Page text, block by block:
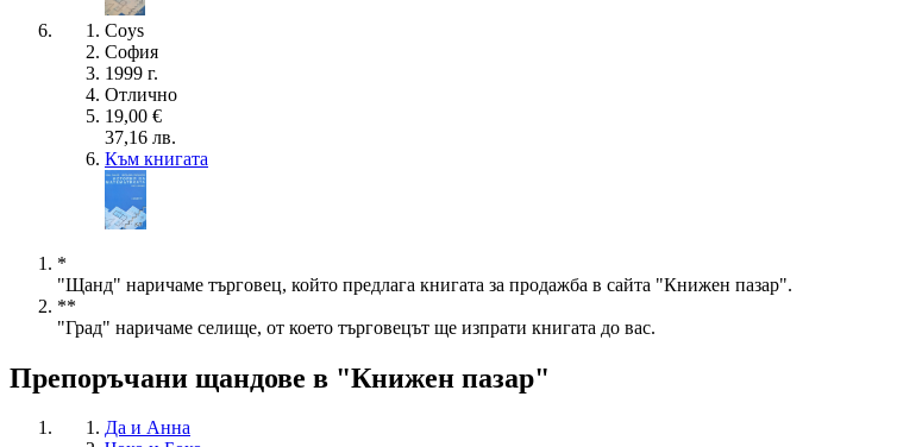
Coys
София
1999 г.
Отлично
19,00 €
37,16 лв.
Към книгата
*
"Щанд" наричаме търговец, който предлага книгата за продажба в сайта "Книжен пазар".
**
"Град" наричаме селище, от което търговецът ще изпрати книгата до вас.
Препоръчани щандове в "Книжен пазар"
Да и Анна